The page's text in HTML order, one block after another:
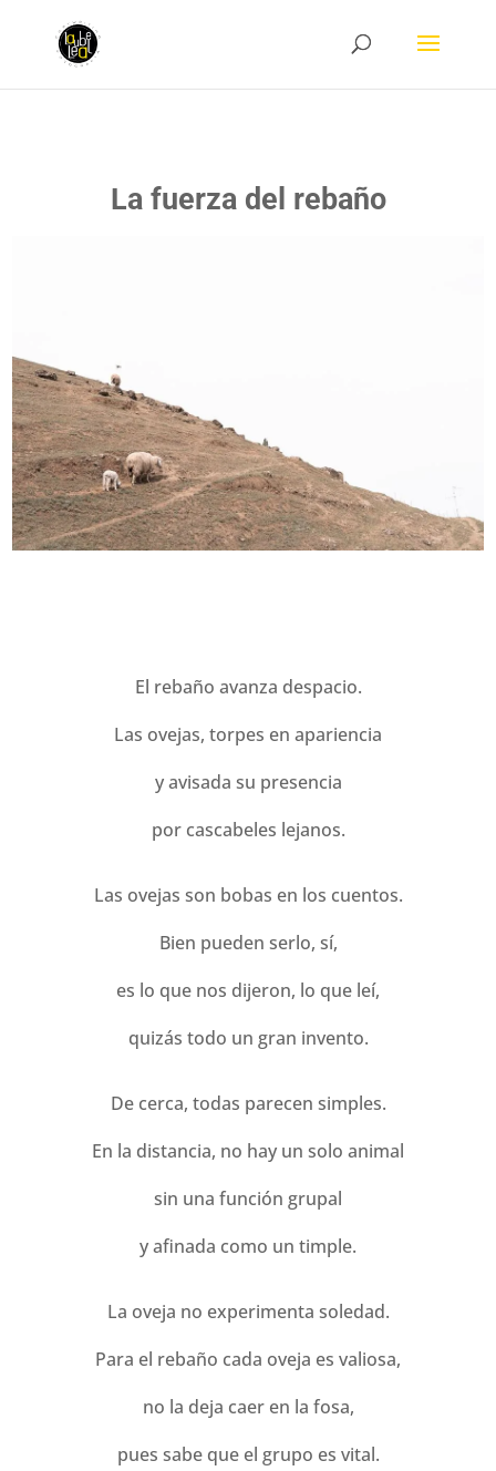
La fuerza del rebaño
El rebaño avanza despacio.
Las ovejas, torpes en apariencia
y avisada su presencia
por cascabeles lejanos.
Las ovejas son bobas en los cuentos.
Bien pueden serlo, sí,
es lo que nos dijeron, lo que leí,
quizás todo un gran invento.
De cerca, todas parecen simples.
En la distancia, no hay un solo animal
sin una función grupal
y afinada como un timple.
La oveja no experimenta soledad.
Para el rebaño cada oveja es valiosa,
no la deja caer en la fosa,
pues sabe que el grupo es vital.